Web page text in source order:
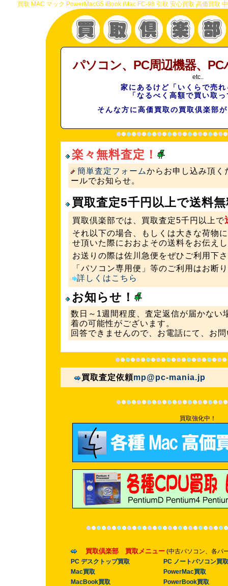
買取 MAC マック PowerMacG5 iBook iMac FC-98 引取 安心買取 高価買取
パソコン、PC周辺機器、
etc..
家にあるけど「いくらで売
「なるべく高額で買い取
そんな方に高価買取の買取倶楽部
楽々無料査定！
簡単査定フォームからお申し込み頂く
ールでお知らせ。
買取査定5千円以上で送料
買取倶楽部では、買取査定5千円以上で
それ以下の場合、もしくは大きな荷物
せ頂いた際におおよその送料をお伝え
お送りの際は佐川急便をぜひご利用下
「パソコン専用便」等のご利用はお断
詳しくはこちら
お知らせ！
数日～1週間程度、査定返信が届かない
着の可能性がございます。
回答できませんので、お電話にて、お
買取査定依頼mp@pc-mania.jp
買取強化中！
買取倶楽部 買取メニュー(中古パソコン、各パ
PC デスクトップ買取
PC ノートパソコン買取
Mac買取
PowerMac買取
MacBook買取
PowerBook買取